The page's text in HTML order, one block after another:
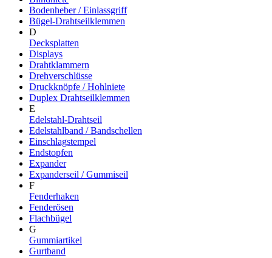
Bodenheber / Einlassgriff
Bügel-Drahtseilklemmen
D
Decksplatten
Displays
Drahtklammern
Drehverschlüsse
Druckknöpfe / Hohlniete
Duplex Drahtseilklemmen
E
Edelstahl-Drahtseil
Edelstahlband / Bandschellen
Einschlagstempel
Endstopfen
Expander
Expanderseil / Gummiseil
F
Fenderhaken
Fenderösen
Flachbügel
G
Gummiartikel
Gurtband